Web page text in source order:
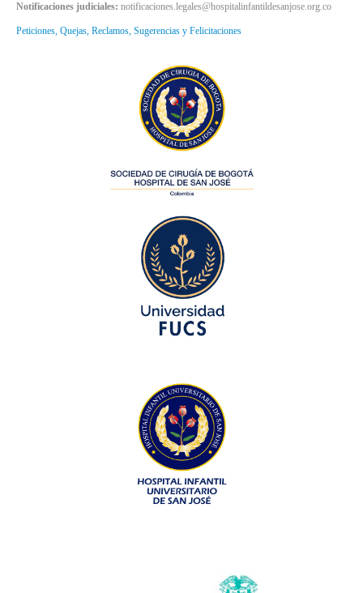
Notificaciones judiciales: notificaciones.legales@hospitalinfantildesanjose.org.co
Peticiones, Quejas, Reclamos, Sugerencias y Felicitaciones